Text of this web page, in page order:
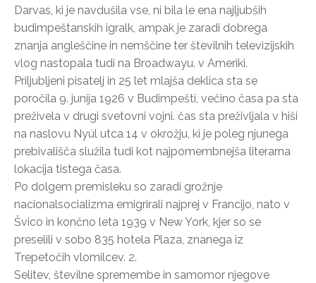
Darvas, ki je navdušila vse, ni bila le ena najljubših
budimpeštanskih igralk, ampak je zaradi dobrega
znanja angleščine in nemščine ter številnih televizijskih
vlog nastopala tudi na Broadwayu. v Ameriki.
Priljubljeni pisatelj in 25 let mlajša deklica sta se
poročila 9. junija 1926 v Budimpešti, večino časa pa sta
preživela v drugi svetovni vojni. čas sta preživljala v hiši
na naslovu Nyúl utca 14 v okrožju, ki je poleg njunega
prebivališča služila tudi kot najpomembnejša literarna
lokacija tistega časa.
Po dolgem premisleku so zaradi grožnje
nacionalsocializma emigrirali najprej v Francijo, nato v
Švico in končno leta 1939 v New York, kjer so se
preselili v sobo 835 hotela Plaza, znanega iz
Trepetočih vlomilcev. 2.
Selitev, številne spremembe in samomor njegove